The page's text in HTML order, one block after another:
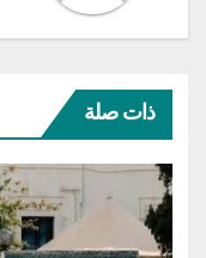
ذات صلة